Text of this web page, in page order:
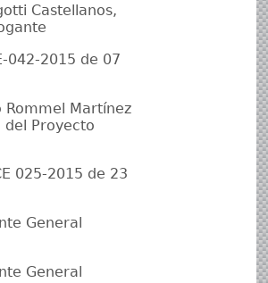
Castellanos,
042-2015 de 07
Rommel Martínez
del Proyecto
025-2015 de 23
General
General